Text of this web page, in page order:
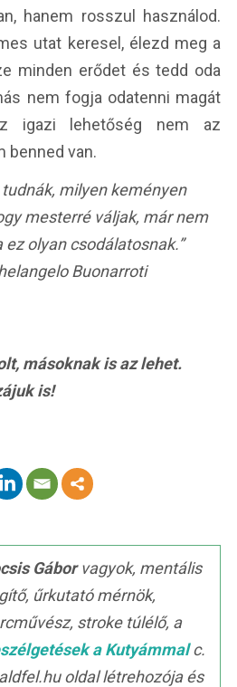
hanem rosszul használod.
utat keresel, élezd meg a
minden erődet és tedd oda
nem fogja odatenni magát
igazi lehetőség nem az
benned van.
milyen keményen
mesterré váljak, már nem
olyan csodálatosnak.”
Buonarroti
másoknak is az lehet.
is!
Gáborvagyok, mentális
űrkutató mérnök,
stroke túlélő, a
a Kutyámmalc.
oldal létrehozója és